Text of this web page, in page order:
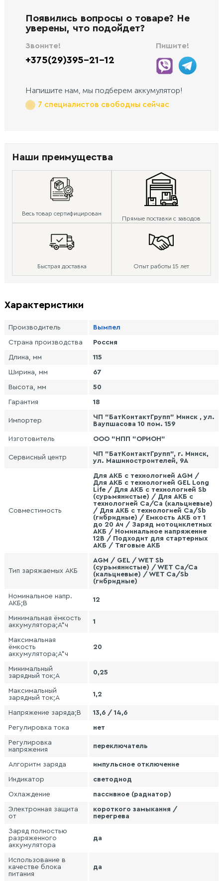
Появились вопросы о товаре? Не
уверены, что подойдет?
Звоните!
+375(29)395-21-12
Пишите!
Напишите нам, мы подберем аккумулятор!
7 специалистов свободны сейчас
Наши преимущества
Весь товар сертифицирован
Прямые поставки с заводов
Быстрая доставка Опыт работы 15 лет
Характеристики
Производитель Вымпел
Страна производства Россия
Длина, мм 115
Ширина, мм 67
Высота, мм 50
Гарантия 18
Импортер
ЧП "БатКонтактГрупп" Минск , ул.
Ваупшасова 10 пом. 159
Изготовитель ООО "НПП "ОРИОН"
Сервисный центр
ЧП "БатКонтактГрупп", г. Минск,
ул. Машиностроителей, 9А
Совместимость
Для АКБ с технологией AGM /
Для АКБ с технологией GEL Long
Life / Для АКБ с технологией Sb
(сурьмянистые) / Для АКБ с
технологией Сa/Ca (кальциевые)
/ Для АКБ с технологией Сa/Sb
(гибридные) / Емкость АКБ от 1
до 20 Ач / Заряд мотоциклетных
АКБ / Номинальное напряжение
12В / Подходит для стартерных
АКБ / Тяговые АКБ
Тип заряжаемых АКБ
AGM / GEL / WET Sb
(сурьмянистые) / WET Сa/Ca
(кальциевые) / WET Сa/Sb
(гибридные)
Номинальное напр.
АКБ;В
12
Минимальная ёмкость
аккумулятора;А*ч
1
Максимальная
ёмкость
аккумулятора;А*ч
20
Минимальный
зарядный ток;А
0,25
Максимальный
зарядный ток;А
1,2
Напряжение заряда;В 13,6 / 14,6
Регулировка тока нет
Регулировка
напряжения
переключатель
Алгоритм заряда импульсное отключение
Индикатор светодиод
Охлаждение пассивное (радиатор)
Электронная защита
от
короткого замыкания /
перегрева
Заряд полностью
разряженного
аккумулятора
да
Использование в
качестве блока
питания
да